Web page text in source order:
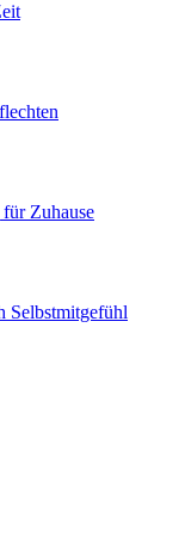
Zuhause
Selbstmitgefühl